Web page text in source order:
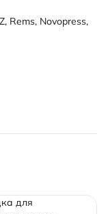
Rems, Novopress,